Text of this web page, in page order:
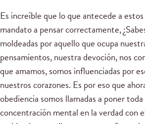
Es increíble que lo que antecede a
mandato a pensar correctamente,
moldeadas por aquello que ocupa
pensamientos, nuestra devoción, nos
que amamos, somos influenciadas por
nuestros corazones. Es por eso que
obediencia somos llamadas a poner
concentración mental en la verdad con